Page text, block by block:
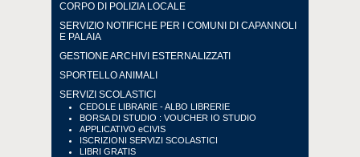
CORPO DI POLIZIA LOCALE
SERVIZIO NOTIFICHE PER I COMUNI DI CAPANNOLI
E PALAIA
GESTIONE ARCHIVI ESTERNALIZZATI
SPORTELLO ANIMALI
SERVIZI SCOLASTICI
CEDOLE LIBRARIE - ALBO LIBRERIE
BORSA DI STUDIO : VOUCHER IO STUDIO
APPLICATIVO eCIVIS
ISCRIZIONI SERVIZI SCOLASTICI
LIBRI GRATIS